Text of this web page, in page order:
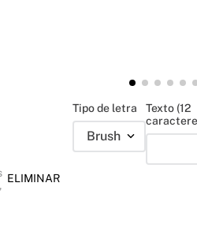
ELIMINAR
Tipo de letra
Brush
Texto (12